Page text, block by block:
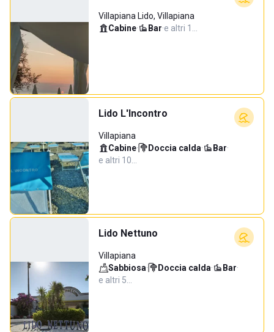
Villapiana Lido, Villapiana
Cabine· Bar·e altri 1…
Lido L'Incontro
Villapiana
Cabine· Doccia calda· Bar·
e altri 10…
Lido Nettuno
Villapiana
Sabbiosa· Doccia calda· Bar·
e altri 5…